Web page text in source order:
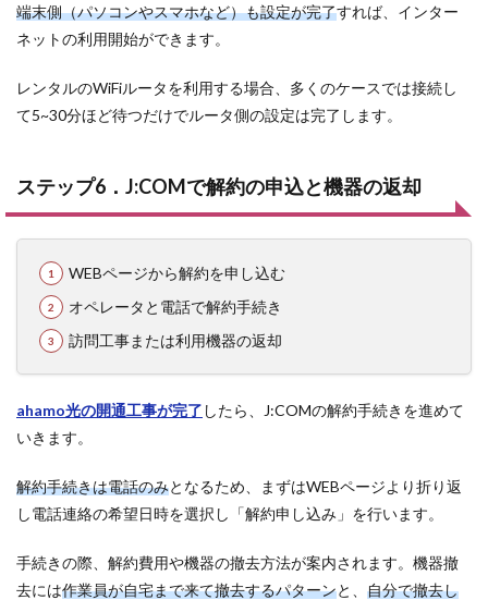
端末側（パソコンやスマホなど）も設定が完了すれば、インター
ネットの利用開始ができます。
レンタルのWiFiルータを利用する場合、多くのケースでは接続し
て5~30分ほど待つだけでルータ側の設定は完了します。
ステップ6．J:COMで解約の申込と機器の返却
WEBページから解約を申し込む
オペレータと電話で解約手続き
訪問工事または利用機器の返却
ahamo光の開通工事が完了 したら、J:COMの解約手続きを進めて
いきます。
解約手続きは電話のみとなるため、まずはWEBページより折り返
し電話連絡の希望日時を選択し「解約申し込み」を行います。
手続きの際、解約費用や機器の撤去方法が案内されます。機器撤
去には作業員が自宅まで来て撤去するパターンと、 自分で撤去し